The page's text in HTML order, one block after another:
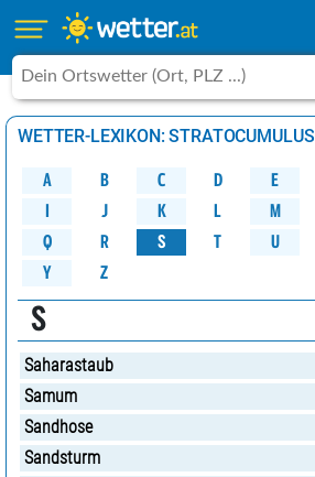
WETTER-LEXIKON: STRATOCUMULUS
A B C D E
J K L M
Q
R S T U
Y Z
S
Saharastaub
Samum
Sandhose
Sandsturm